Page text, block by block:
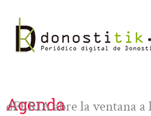
contenido
Agenda
dFERIA abre la ventana a